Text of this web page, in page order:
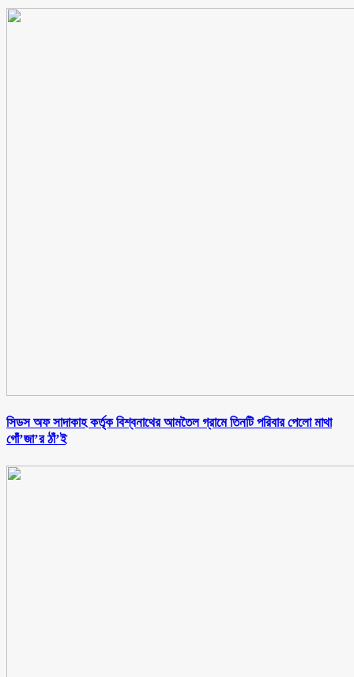
সিডস অফ সাদাকাহ কর্তৃক বিশ্বনাথের আমতৈল গ্রামে তিনটি পরিবার পেলো মাথা
গোঁ’জা’র ঠাঁ’ই